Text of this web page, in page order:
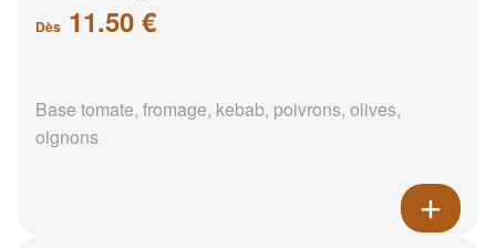
Dès 11.50 €
Base tomate, fromage, kebab, poivrons, olives,
oignons